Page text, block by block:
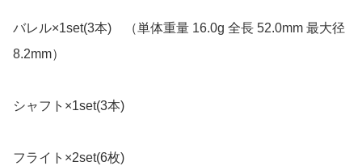
バレル×1set(3本)　（単体重量 16.0g 全長 52.0mm 最大径
8.2mm）
シャフト×1set(3本)
フライト×2set(6枚)